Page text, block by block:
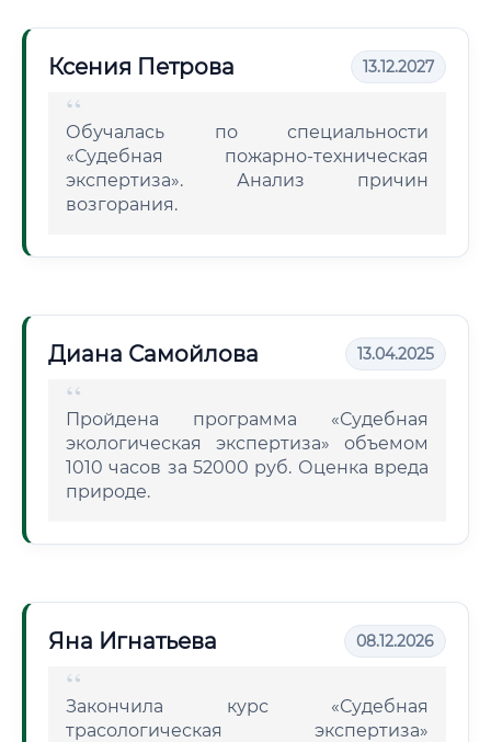
Ксения Петрова 13.12.2027
Обучалась по специальности
«Судебная пожарно-техническая
экспертиза». Анализ причин
возгорания.
Диана Самойлова 13.04.2025
Пройдена программа «Судебная
экологическая экспертиза» объемом
1010 часов за 52000 руб. Оценка вреда
природе.
Яна Игнатьева 08.12.2026
Закончила курс «Судебная
трасологическая экспертиза»